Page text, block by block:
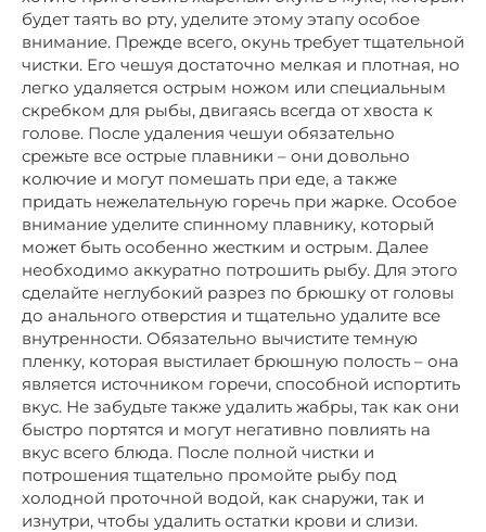
будет таять во рту, уделите этому этапу особое
внимание. Прежде всего, окунь требует тщательной
чистки. Его чешуя достаточно мелкая и плотная, но
легко удаляется острым ножом или специальным
скребком для рыбы, двигаясь всегда от хвоста к
голове. После удаления чешуи обязательно
срежьте все острые плавники – они довольно
колючие и могут помешать при еде, а также
придать нежелательную горечь при жарке. Особое
внимание уделите спинному плавнику, который
может быть особенно жестким и острым. Далее
необходимо аккуратно потрошить рыбу. Для этого
сделайте неглубокий разрез по брюшку от головы
до анального отверстия и тщательно удалите все
внутренности. Обязательно вычистите темную
пленку, которая выстилает брюшную полость – она
является источником горечи, способной испортить
вкус. Не забудьте также удалить жабры, так как они
быстро портятся и могут негативно повлиять на
вкус всего блюда. После полной чистки и
потрошения тщательно промойте рыбу под
холодной проточной водой, как снаружи, так и
изнутри, чтобы удалить остатки крови и слизи.